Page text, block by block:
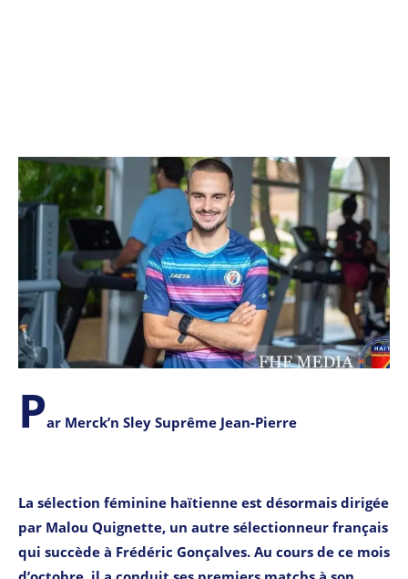
Par Merck’n Sley Suprême Jean-Pierre
La sélection féminine haïtienne est désormais dirigée
par Malou Quignette, un autre sélectionneur français
qui succède à Frédéric Gonçalves. Au cours de ce mois